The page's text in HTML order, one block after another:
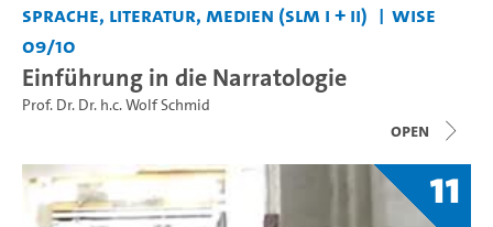
Sprache, Literatur, Medien (SLM I + II)
WiSe
09/10
Einführung in die Narratologie
Prof. Dr. Dr. h.c. Wolf Schmid
open
11